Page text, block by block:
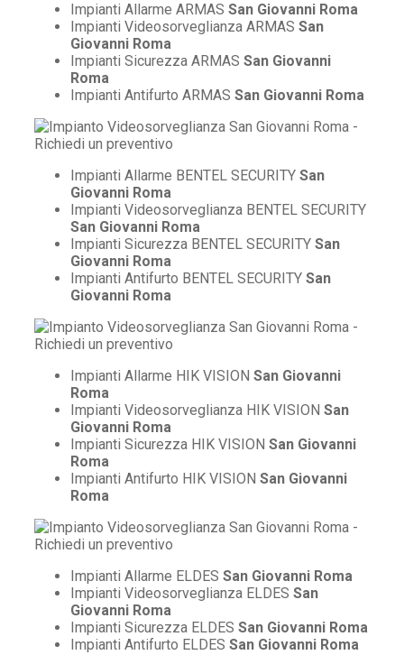
Impianti Allarme ARMAS San Giovanni Roma
Impianti Videosorveglianza ARMAS San
Giovanni Roma
Impianti Sicurezza ARMAS San Giovanni
Roma
Impianti Antifurto ARMAS San Giovanni Roma
Impianti Allarme BENTEL SECURITY San
Giovanni Roma
Impianti Videosorveglianza BENTEL SECURITY
San Giovanni Roma
Impianti Sicurezza BENTEL SECURITY San
Giovanni Roma
Impianti Antifurto BENTEL SECURITY San
Giovanni Roma
Impianti Allarme HIK VISION San Giovanni
Roma
Impianti Videosorveglianza HIK VISION San
Giovanni Roma
Impianti Sicurezza HIK VISION San Giovanni
Roma
Impianti Antifurto HIK VISION San Giovanni
Roma
Impianti Allarme ELDES San Giovanni Roma
Impianti Videosorveglianza ELDES San
Giovanni Roma
Impianti Sicurezza ELDES San Giovanni Roma
Impianti Antifurto ELDES San Giovanni Roma